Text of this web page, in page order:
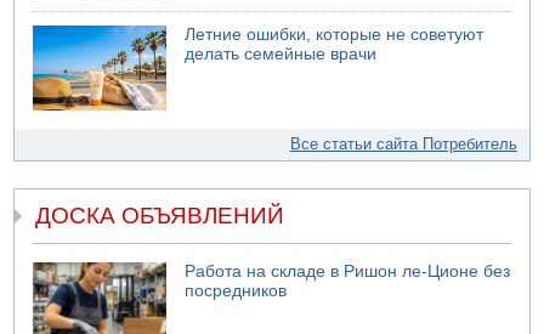
Летние ошибки, которые не советуют
делать семейные врачи
Все статьи сайта Потребитель
ДОСКА ОБЪЯВЛЕНИЙ
Работа на складе в Ришон ле-Ционе без
посредников